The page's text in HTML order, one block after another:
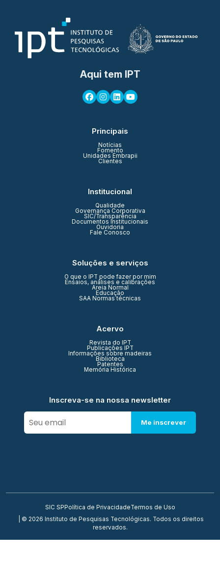
Aqui tem IPT
Principais
Notícias
Fomento
Unidades Embrapii
Clientes
Institucional
Qualidade
Governança Corporativa
SIC/Transparência
Documentos Institucionais
Ouvidoria
Fale Conosco
Soluções e serviços
O que o IPT pode fazer por mim
Ensaios, análises e calibrações
Areia Normal
Educação
SAA Normas técnicas
Acervo
Revista do IPT
Publicações IPT
Informações sobre madeiras
Biblioteca
Patentes
Memória Histórica
Inscreva-se na nossa newsletter
Me inscrever
SIC SP Política de PrivacidadeTermos de Uso
| © 2026 Instituto de Pesquisas Tecnológicas. Todos os direitos
reservados.